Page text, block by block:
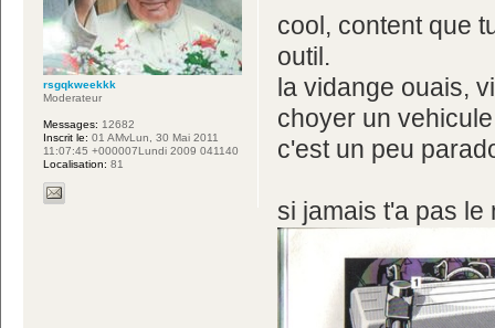
cool, content que
outil.
la vidange ouais,
choyer un
c'est un peu
si jamais t'a pas le
rsgqkweekkk
Moderateur
Messages: 12682
Inscrit le: 01 AMvLun, 30 Mai 2011
11:07:45 +000007Lundi 2009 041140
Localisation: 81